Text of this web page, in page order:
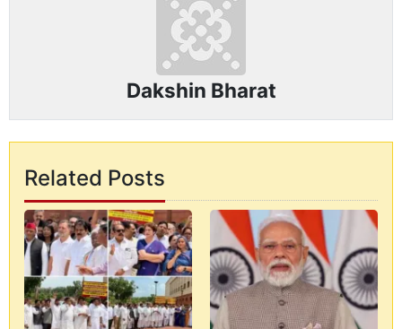
Dakshin Bharat
Related Posts